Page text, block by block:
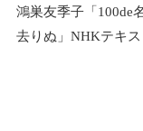
鴻巣友季子「100de
去りぬ」NHKテキス